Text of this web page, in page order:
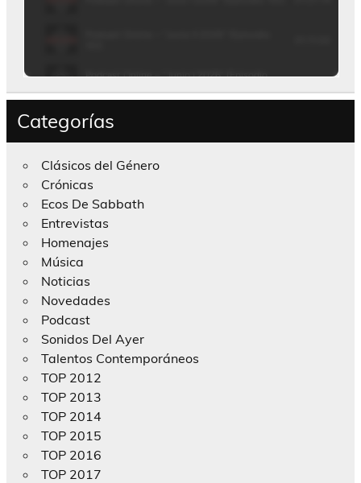
Categorías
Clásicos del Género
Crónicas
Ecos De Sabbath
Entrevistas
Homenajes
Música
Noticias
Novedades
Podcast
Sonidos Del Ayer
Talentos Contemporáneos
TOP 2012
TOP 2013
TOP 2014
TOP 2015
TOP 2016
TOP 2017